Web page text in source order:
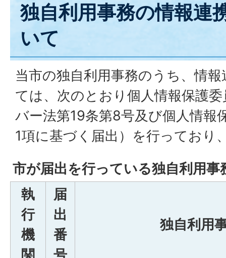
独自利用事務の情報連
いて
当市の独自利用事務のうち、情
ては、次のとおり個人情報保護
バー法第19条第8号及び個人情報
1項に基づく届出）を行っており
市が届出を行っている独自利用事
執
行
機
届
出
番
独自利用